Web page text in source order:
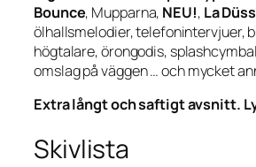
Bounce, Mupparna, NEU!, La
ölhallsmelodier, telefonintervjuer,
högtalare, örongodis,
omslag på väggen … och mycket
Extra långt och saftigt avsnitt.
Skivlista